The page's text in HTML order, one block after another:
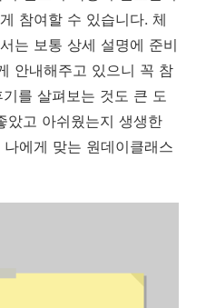
참여할 수 있습니다. 체
는 보통 상세 설명에 준비
안내해주고 있으니 꼭 참
를 살펴보는 것도 큰 도
았고 아쉬웠는지 생생한
에게 맞는 원데이클래스